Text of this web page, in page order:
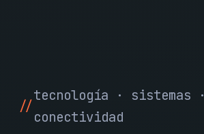
tecnología · sistemas ·
conectividad